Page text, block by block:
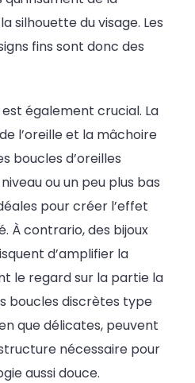
silhouette du visage. Les
fins sont donc des
également crucial. La
l’oreille et la mâchoire
boucles d’oreilles
ou un peu plus bas
pour créer l’effet
À contrario, des bijoux
d’amplifier la
le regard sur la partie la
boucles discrètes type
que délicates, peuvent
nécessaire pour
aussi douce.